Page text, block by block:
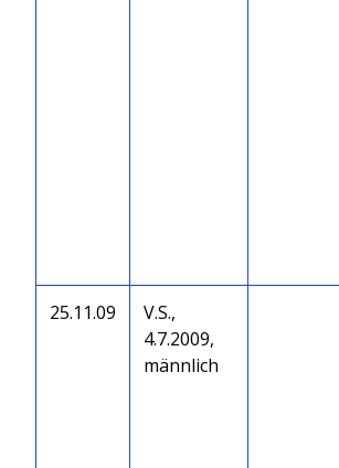
25.11.09
V.S.,
4.7.2009,
männlich